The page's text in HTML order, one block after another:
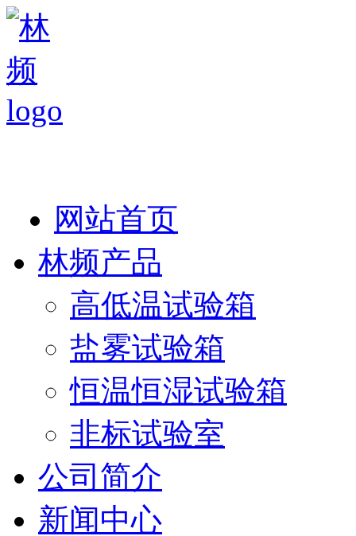
网站首页
林频产品
高低温试验箱
盐雾试验箱
恒温恒湿试验箱
非标试验室
公司简介
新闻中心